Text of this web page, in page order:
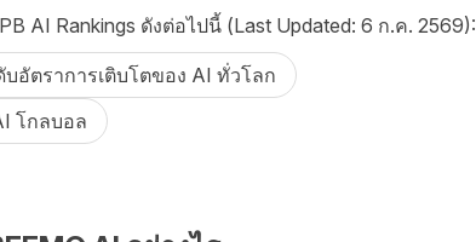
AI Rankings ดังต่อไปนี้ (Last Updated: 6 ก.ค. 2569):
อัตราการเติบโตของ AI ทั่วโลก
โกลบอล